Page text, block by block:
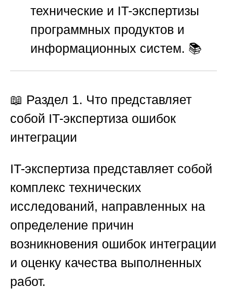
технические и IT-экспертизы
программных продуктов и
информационных систем. 📚
📖 Раздел 1. Что представляет
собой IT-экспертиза ошибок
интеграции
IT-экспертиза представляет собой
комплекс технических
исследований, направленных на
определение причин
возникновения ошибок интеграции
и оценку качества выполненных
работ.